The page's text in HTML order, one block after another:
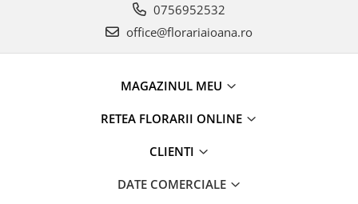
0756952532
office@florariaioana.ro
MAGAZINUL MEU
RETEA FLORARII ONLINE
CLIENTI
DATE COMERCIALE